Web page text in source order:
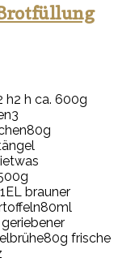
h2 h ca. 600g
3
80g
etwas
1EL brauner
80ml
80g frische